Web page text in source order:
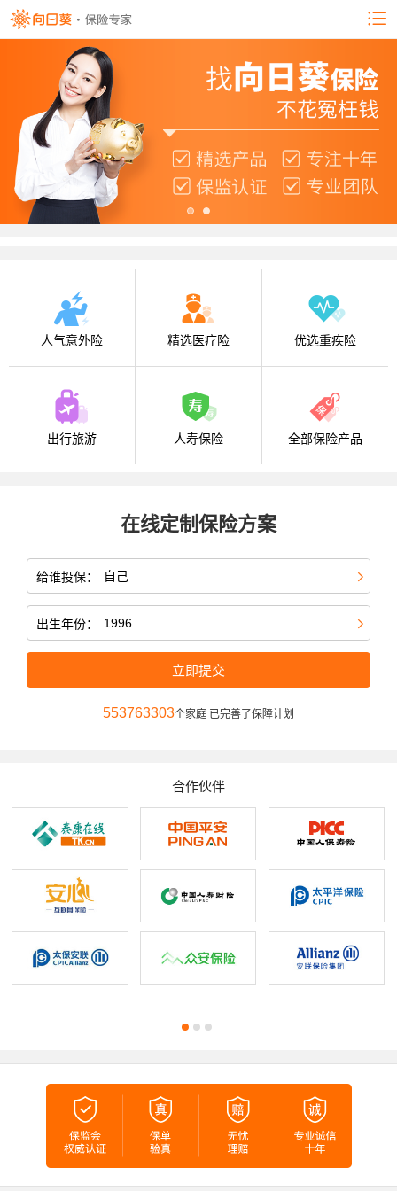
人气意外险 精选医疗险 优选重疾险
出行旅游 人寿保险 全部保险产品
在线定制保险方案
给谁投保：
出生年份：
立即提交
553763303个家庭 已完善了保障计划
合作伙伴